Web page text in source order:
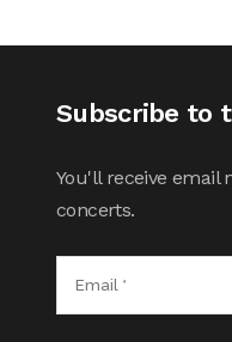
Subscribe to
You'll receive email
concerts.